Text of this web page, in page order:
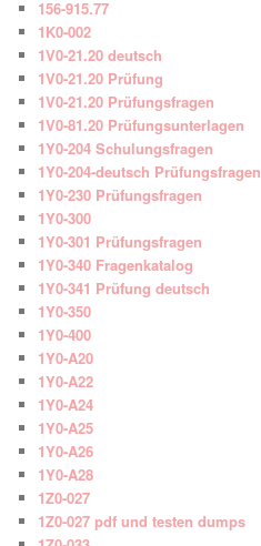
156-915.77
1K0-002
1V0-21.20 deutsch
1V0-21.20 Prüfung
1V0-21.20 Prüfungsfragen
1V0-81.20 Prüfungsunterlagen
1Y0-204 Schulungsfragen
1Y0-204-deutsch Prüfungsfragen
1Y0-230 Prüfungsfragen
1Y0-300
1Y0-301 Prüfungsfragen
1Y0-340 Fragenkatalog
1Y0-341 Prüfung deutsch
1Y0-350
1Y0-400
1Y0-A20
1Y0-A22
1Y0-A24
1Y0-A25
1Y0-A26
1Y0-A28
1Z0-027
1Z0-027 pdf und testen dumps